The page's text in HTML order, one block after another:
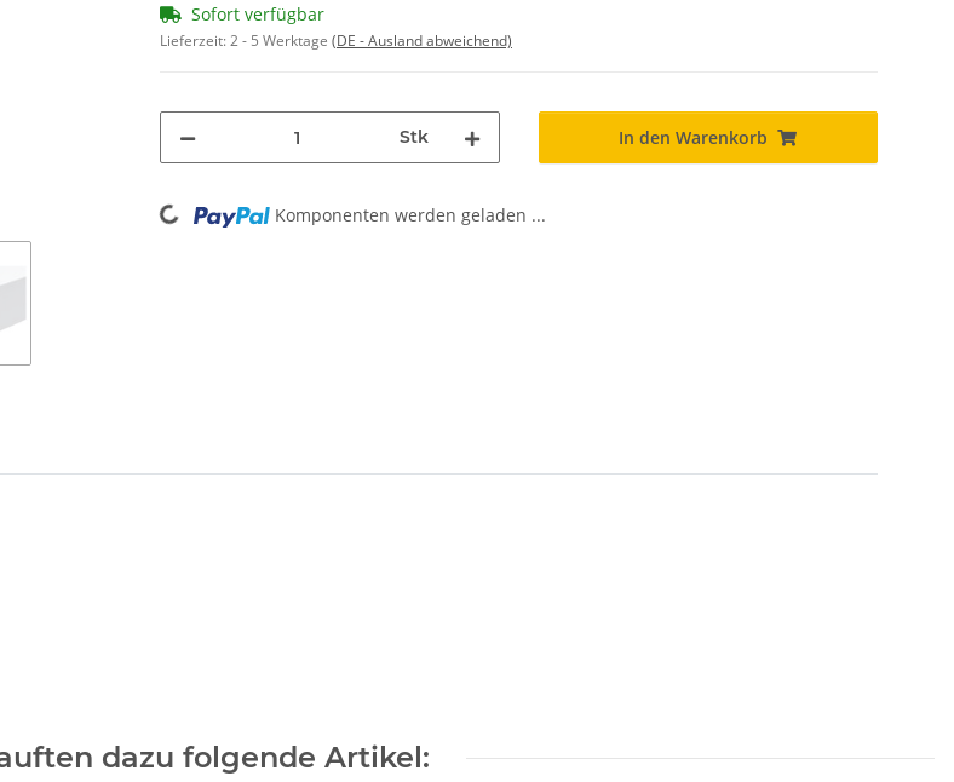
Sofort verfügbar
Lieferzeit:2 - 5 Werktage (DE - Ausland abweichend)
Stk In den Warenkorb
Loading... Komponenten werden geladen ...
dazu folgende Artikel: